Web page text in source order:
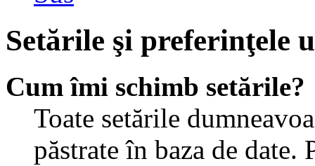
Setările şi preferinţele
Cum îmi schimb setările?
Toate setările
păstrate în baza de